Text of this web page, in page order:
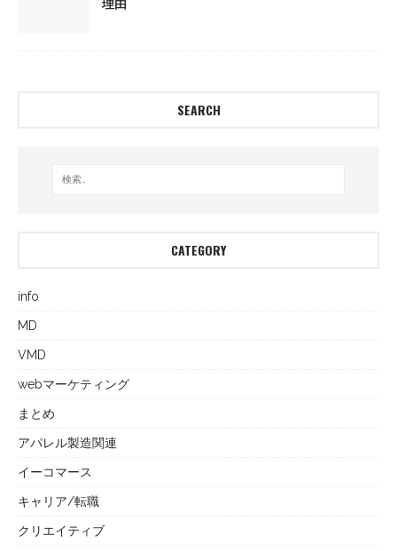
理由
SEARCH
CATEGORY
info
MD
VMD
webマーケティング
まとめ
アパレル製造関連
イーコマース
キャリア/転職
クリエイティブ